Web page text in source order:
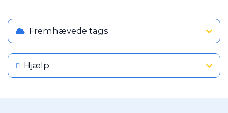
Fremhævede tags
Hjælp